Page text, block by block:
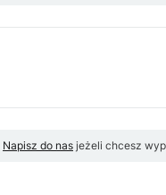
Napisz do nas jeżeli chcesz